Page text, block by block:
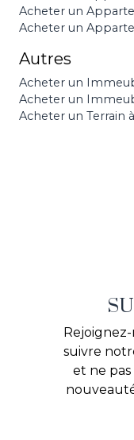
Acheter un
Acheter un
Autres
Acheter un
Acheter un
Acheter un Terrain
suivre
et ne